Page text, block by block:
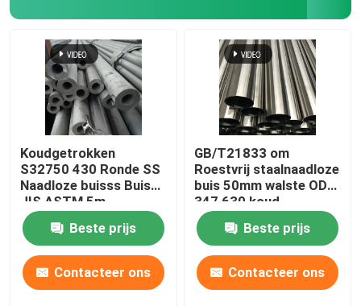
Het Blad van het roestvrij staalmetaal
Roestvrij staalstrook
Roestvrij staal om Staaf
De Bar van de roestvrij staalhoek
Roestvrij staal Vlakke Bar
Koudgetrokken
S32750 430 Ronde SS
Naadloze buisss Buis
JIS ASTM 5m
Beste prijs
Contacteer ons
GB/T21833 om
Roestvrij staalnaadloze
buis 50mm walste OD
347 630 koud
Beste prijs
Contacteer ons